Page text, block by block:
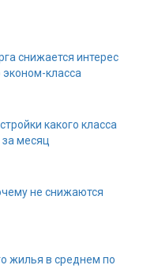
снижается интерес
класса
какого класса
месяц
не снижаются
жилья в среднем по